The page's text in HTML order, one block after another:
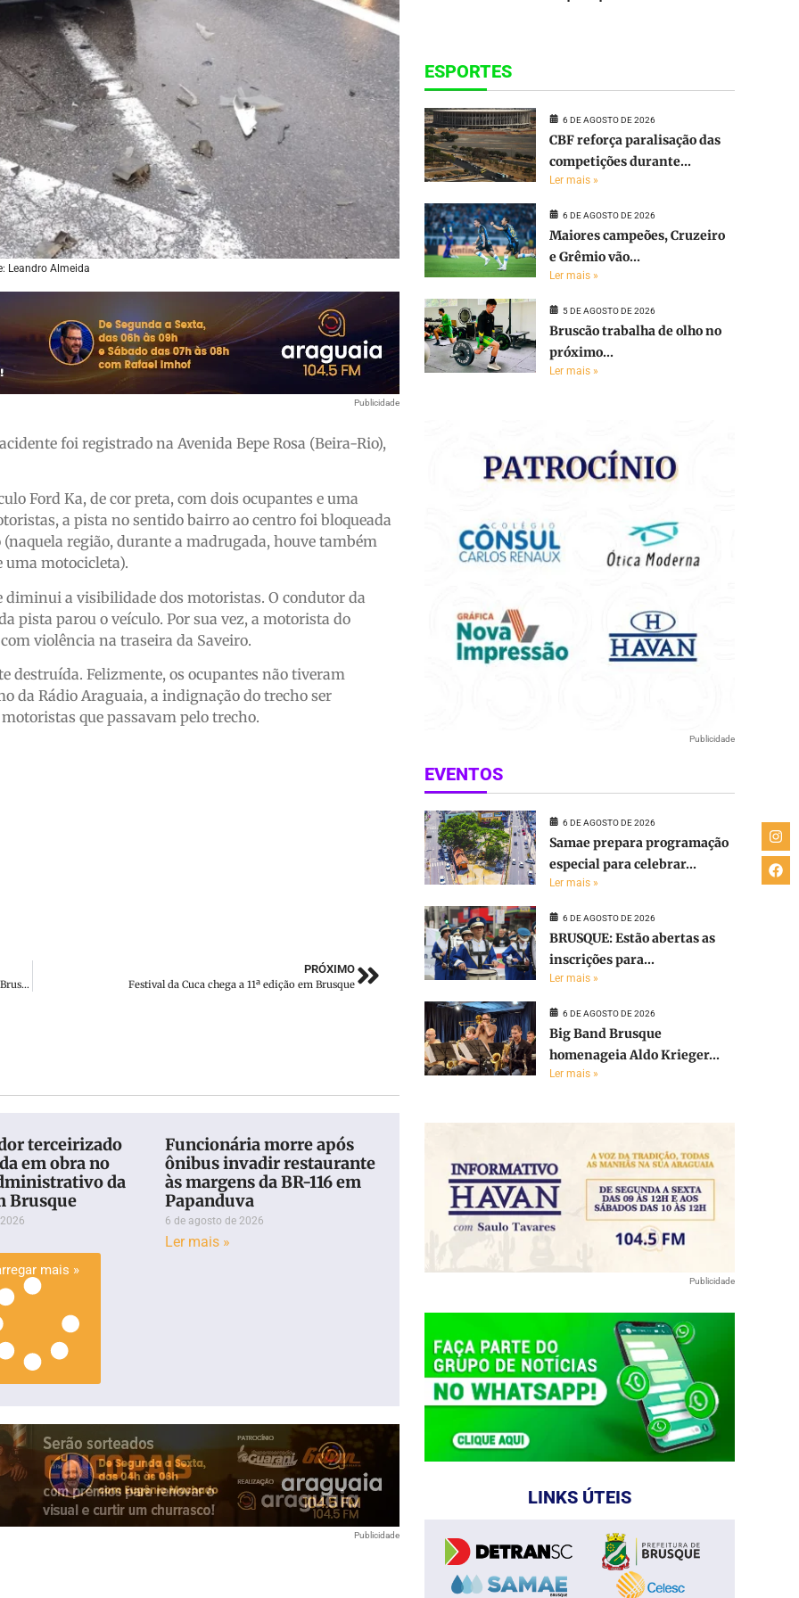
Leandro Almeida
Publicidade
foi registrado na Avenida Bepe Rosa (Beira-Rio),
Ford Ka, de cor preta, com dois ocupantes e uma
a pista no sentido bairro ao centro foi bloqueada
região, durante a madrugada, houve também
uma motocicleta).
diminui a visibilidade dos motoristas. O condutor da
pista parou o veículo. Por sua vez, a motorista do
violência na traseira da Saveiro.
destruída. Felizmente, os ocupantes não tiveram
da Rádio Araguaia, a indignação do trecho ser
que passavam pelo trecho.
Homem morre após ser atropelado por moto no Centro, em Brusque
PRÓXIMO
Festival da Cuca chega a 11ª edição em Brusque
terceirizado
em obra no
da
Brusque
Funcionária morre após
ônibus invadir restaurante
às margens da BR-116 em
Papanduva
6 de agosto de 2026
Ler mais »
mais »
Publicidade
ESPORTES
6 DE AGOSTO DE 2026
CBF reforça paralisação das
competições durante...
Ler mais »
6 DE AGOSTO DE 2026
Maiores campeões, Cruzeiro
e Grêmio vão...
Ler mais »
5 DE AGOSTO DE 2026
Bruscão trabalha de olho no
próximo...
Ler mais »
Publicidade
EVENTOS
6 DE AGOSTO DE 2026
Samae prepara programação
especial para celebrar...
Ler mais »
6 DE AGOSTO DE 2026
BRUSQUE: Estão abertas as
inscrições para...
Ler mais »
6 DE AGOSTO DE 2026
Big Band Brusque
homenageia Aldo Krieger...
Ler mais »
Publicidade
LINKS ÚTEIS